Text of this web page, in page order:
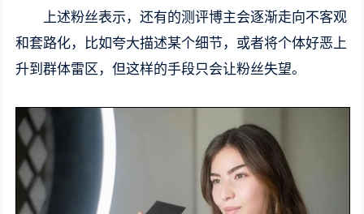
上述粉丝表示，还有的测评博主会逐渐走向不客观
和套路化，比如夸大描述某个细节，或者将个体好恶上
升到群体雷区，但这样的手段只会让粉丝失望。